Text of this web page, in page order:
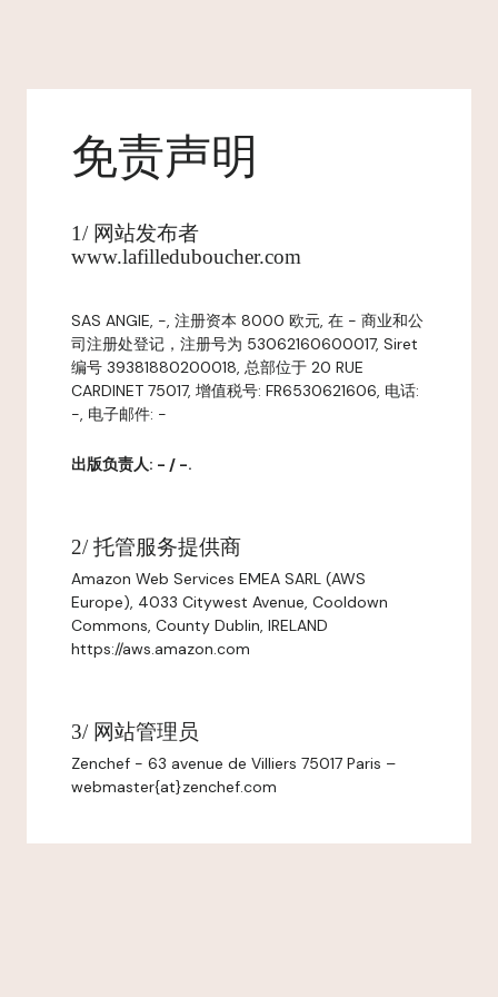
免责声明
1/ 网站发布者
www.lafilleduboucher.com
SAS ANGIE, -, 注册资本 8000 欧元, 在 - 商业和公
司注册处登记，注册号为 53062160600017, Siret
编号 39381880200018, 总部位于 20 RUE
CARDINET 75017, 增值税号: FR6530621606, 电话:
-, 电子邮件: -
出版负责人: - / -.
2/ 托管服务提供商
Amazon Web Services EMEA SARL (AWS
Europe), 4033 Citywest Avenue, Cooldown
Commons, County Dublin, IRELAND
https://aws.amazon.com
3/ 网站管理员
Zenchef - 63 avenue de Villiers 75017 Paris –
webmaster{at}zenchef.com